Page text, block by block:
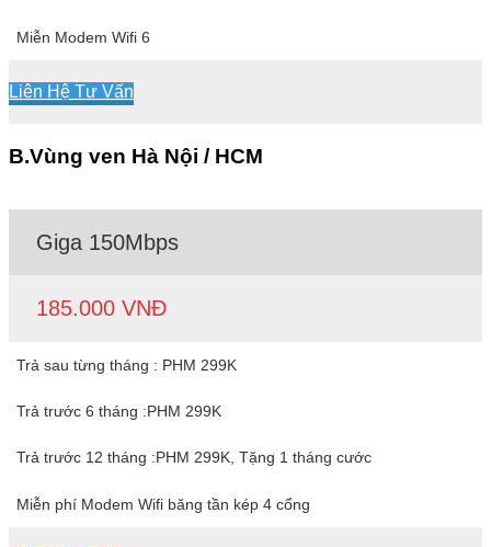
Miễn Modem Wifi 6
Liên Hệ Tư Vấn
B.Vùng ven Hà Nội / HCM
Giga 150Mbps
185.000 VNĐ
Trả sau từng tháng : PHM 299K
Trả trước 6 tháng :PHM 299K
Trả trước 12 tháng :PHM 299K, Tặng 1 tháng cước
Miễn phí Modem Wifi băng tần kép 4 cổng